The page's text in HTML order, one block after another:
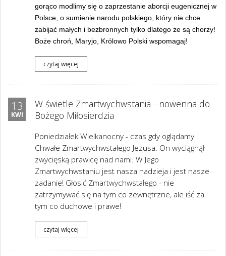
gorąco modlimy się o zaprzestanie aborcji eugenicznej w
Polsce, o sumienie narodu polskiego, który nie chce
zabijać małych i bezbronnych tylko dlatego że są chorzy!
Boże chroń, Maryjo, Królowo Polski wspomagaj!
czytaj więcej
13
KWI
W świetle Zmartwychwstania - nowenna do
Bożego Miłosierdzia
Poniedziałek Wielkanocny - czas gdy oglądamy
Chwałe Zmartwychwstałego Jezusa. On wyciągnął
zwycięską prawicę nad nami. W Jego
Zmartwychwstaniu jest nasza nadzieja i jest nasze
zadanie! Głosić Zmartwychwstałego - nie
zatrzymywać się na tym co zewnętrzne, ale iść za
tym co duchowe i prawe!
czytaj więcej